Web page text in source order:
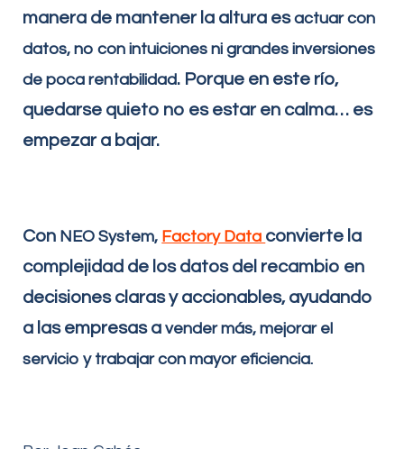
manera de mantener la altura esactuar con
datos, no con intuicionesni grandes inversiones
de poca rentabilidad. Porque en este río,
quedarse quieto no es estar en calma… es
empezar a bajar.
Con NEO System, Factory Data convierte la
complejidad de los datos del recambio en
decisiones claras y accionables, ayudando
a las empresas a vender más, mejorar el
servicio y trabajar con mayor eficiencia.